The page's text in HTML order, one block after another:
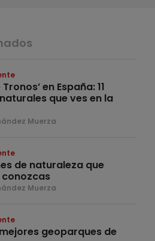
en España: 11
que ves en la
Muerza
de naturaleza que
conozcas
Muerza
geoparques de